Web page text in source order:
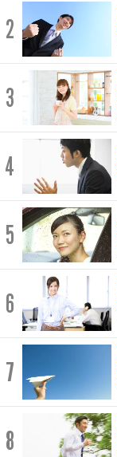
2
3
4
5
6
7
8